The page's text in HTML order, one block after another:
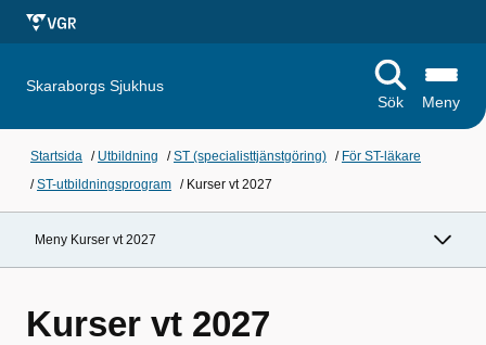
Skaraborgs Sjukhus
Sök
Meny
Startsida / Utbildning /ST (specialisttjänstgöring) / För ST-läkare
/ST-utbildningsprogram / Kurser vt 2027
Meny Kurser vt 2027
Kurser vt 2027